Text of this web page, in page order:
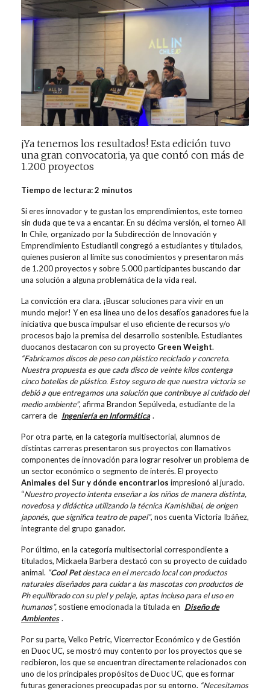
¡Ya tenemos los resultados! Esta edición tuvo
una gran convocatoria, ya que contó con más de
1.200 proyectos
Tiempo de lectura: 2 minutos
Si eres innovador y te gustan los emprendimientos, este torneo
sin duda que te va a encantar. En su décima versión, el torneo All
In Chile, organizado por la Subdirección de Innovación y
Emprendimiento Estudiantil congregó a estudiantes y titulados,
quienes pusieron al límite sus conocimientos y presentaron más
de 1.200 proyectos y sobre 5.000 participantes buscando dar
una solución a alguna problemática de la vida real.
La convicción era clara. ¡Buscar soluciones para vivir en un
mundo mejor! Y en esa línea uno de los desafíos ganadores fue la
iniciativa que busca impulsar el uso eficiente de recursos y/o
procesos bajo la premisa del desarrollo sostenible. Estudiantes
duocanos destacaron con su proyecto Green Weight.
“Fabricamos discos de peso con plástico reciclado y concreto.
Nuestra propuesta es que cada disco de veinte kilos contenga
cinco botellas de plástico. Estoy seguro de que nuestra victoria se
debió a que entregamos una solución que contribuye al cuidado del
medio ambiente”, afirma Brandon Sepúlveda, estudiante de la
carrera de Ingeniería en Informática .
Por otra parte, en la categoría multisectorial, alumnos de
distintas carreras presentaron sus proyectos con llamativos
componentes de innovación para lograr resolver un problema de
un sector económico o segmento de interés. El proyecto
Animales del Sur y dónde encontrarlos impresionó al jurado.
“Nuestro proyecto intenta enseñar a los niños de manera distinta,
novedosa y didáctica utilizando la técnica Kamishibai, de origen
japonés, que significa teatro de papel”, nos cuenta Victoria Ibáñez,
integrante del grupo ganador.
Por último, en la categoría multisectorial correspondiente a
titulados, Mickaela Barbera destacó con su proyecto de cuidado
animal. “Cool Petdestaca en el mercado local con productos
naturales diseñados para cuidar a las mascotas con productos de
Ph equilibrado con su piel y pelaje, aptas incluso para el uso en
humanos”, sostiene emocionada la titulada en Diseño de
Ambientes .
Por su parte, Velko Petric, Vicerrector Económico y de Gestión
en Duoc UC, se mostró muy contento por los proyectos que se
recibieron, los que se encuentran directamente relacionados con
uno de los principales propósitos de Duoc UC, que es formar
futuras generaciones preocupadas por su entorno. “Necesitamos